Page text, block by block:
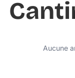
Aucune